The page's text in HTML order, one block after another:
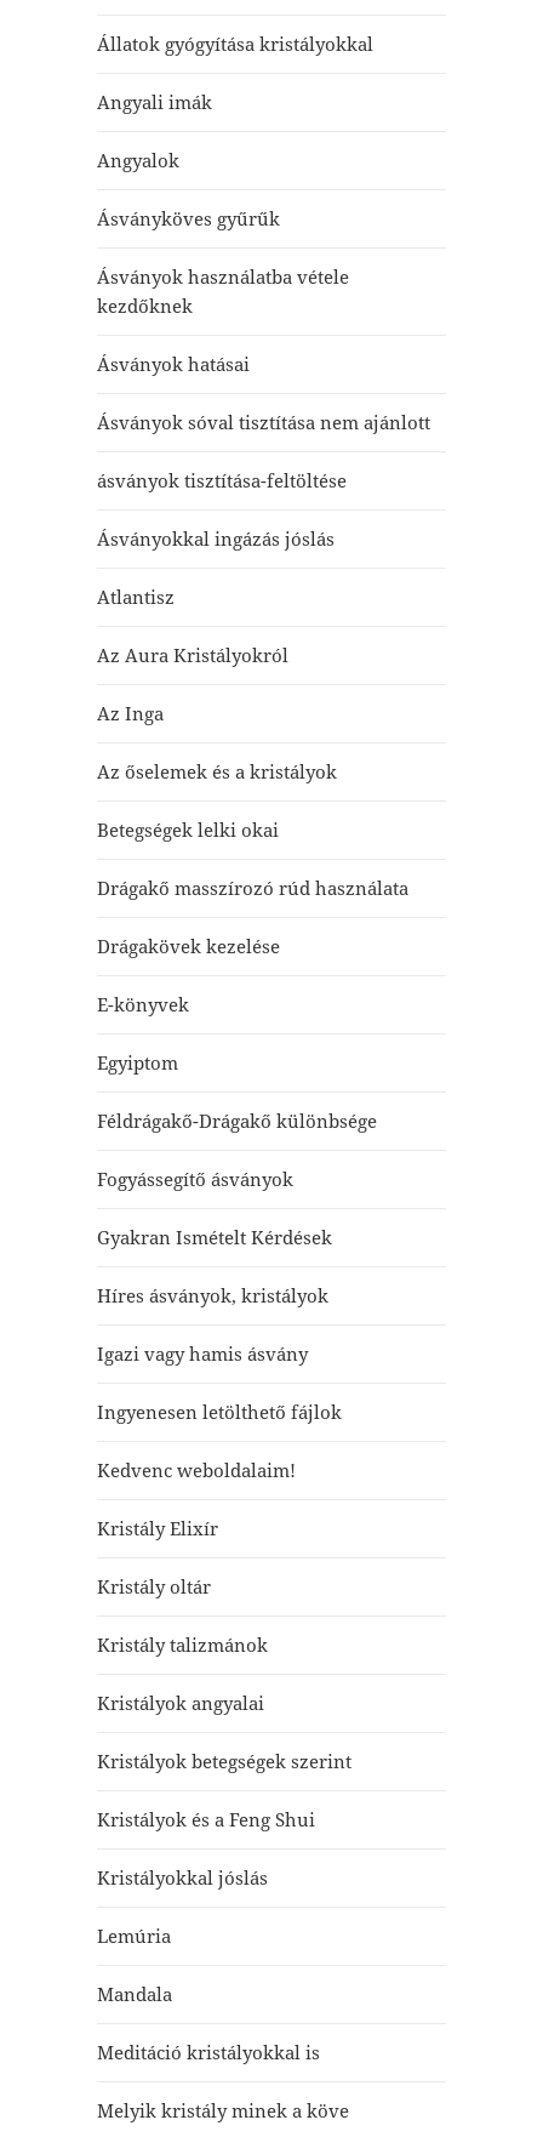
Állatok gyógyítása kristályokkal
Angyali imák
Angyalok
Ásványköves gyűrűk
Ásványok használatba vétele
kezdőknek
Ásványok hatásai
Ásványok sóval tisztítása nem ajánlott
ásványok tisztítása-feltöltése
Ásványokkal ingázás jóslás
Atlantisz
Az Aura Kristályokról
Az Inga
Az őselemek és a kristályok
Betegségek lelki okai
Drágakő masszírozó rúd használata
Drágakövek kezelése
E-könyvek
Egyiptom
Féldrágakő-Drágakő különbsége
Fogyássegítő ásványok
Gyakran Ismételt Kérdések
Híres ásványok, kristályok
Igazi vagy hamis ásvány
Ingyenesen letölthető fájlok
Kedvenc weboldalaim!
Kristály Elixír
Kristály oltár
Kristály talizmánok
Kristályok angyalai
Kristályok betegségek szerint
Kristályok és a Feng Shui
Kristályokkal jóslás
Lemúria
Mandala
Meditáció kristályokkal is
Melyik kristály minek a köve